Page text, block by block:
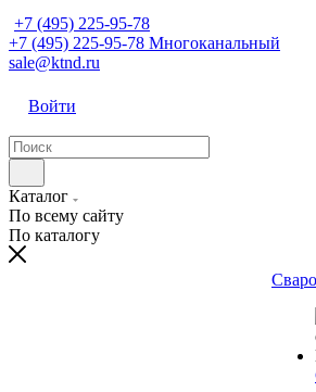
+7 (495) 225-95-78
+7 (495) 225-95-78 Многоканальный
sale@ktnd.ru
Войти
Каталог
По всему сайту
По каталогу